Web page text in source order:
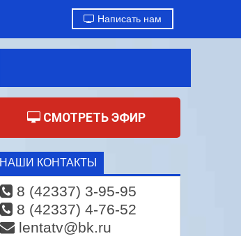
Написать нам
СМОТРЕТЬ ЭФИР
НАШИ КОНТАКТЫ
8 (42337) 3-95-95
8 (42337) 4-76-52
lentatv@bk.ru